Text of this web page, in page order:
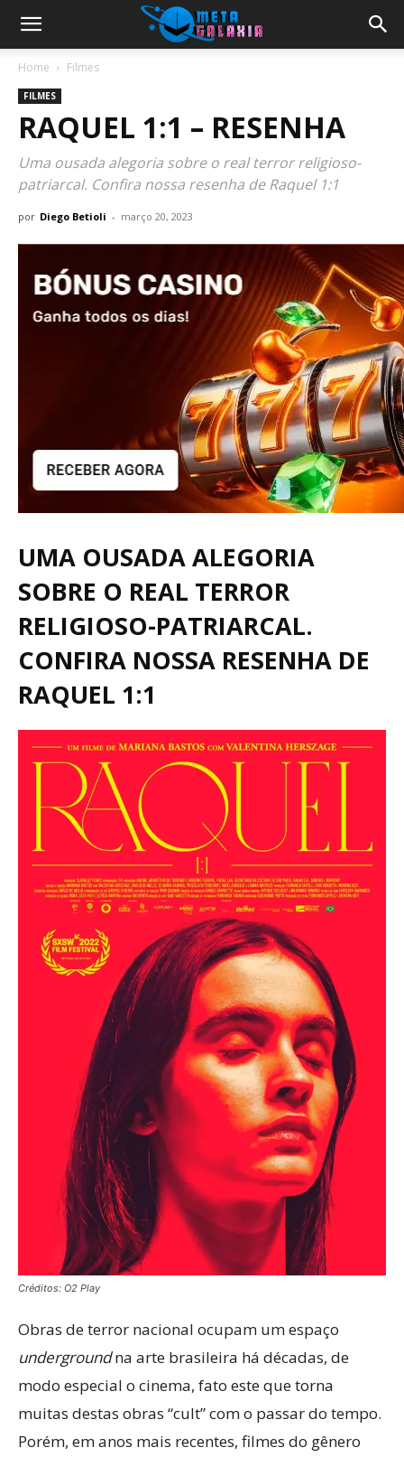
Home Filmes
FILMES
RAQUEL 1:1 – RESENHA
Uma ousada alegoria sobre o real terror religioso-
patriarcal. Confira nossa resenha de Raquel 1:1
por Diego Betioli - março 20, 2023
UMA OUSADA ALEGORIA
SOBRE O REAL TERROR
RELIGIOSO-PATRIARCAL.
CONFIRA NOSSA RESENHA DE
RAQUEL 1:1
Créditos: O2 Play
Obras de terror nacional ocupam um espaço
undergroundna arte brasileira há décadas, de
modo especial o cinema, fato este que torna
muitas destas obras “cult” com o passar do tempo.
Porém, em anos mais recentes, filmes do gênero